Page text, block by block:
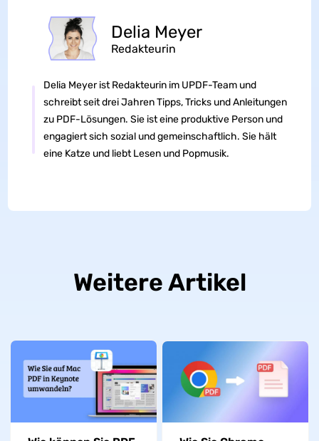
Delia Meyer
Redakteurin
Delia Meyer ist Redakteurin im UPDF-Team und
schreibt seit drei Jahren Tipps, Tricks und Anleitungen
zu PDF-Lösungen. Sie ist eine produktive Person und
engagiert sich sozial und gemeinschaftlich. Sie hält
eine Katze und liebt Lesen und Popmusik.
Weitere Artikel